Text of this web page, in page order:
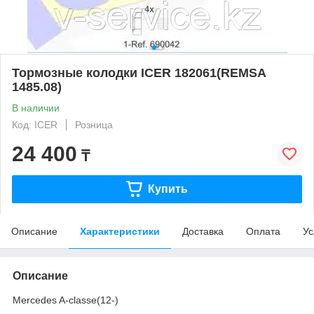
Тормозные колодки ICER 182061(REMSA
1485.08)
В наличии
Код: ICER
Розница
24 400 ₸
Купить
Описание Характеристики Доставка Оплата
Описание
Mercedes A-classe(12-)